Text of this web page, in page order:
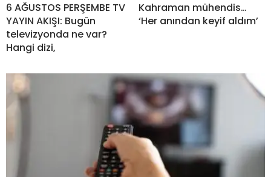
6 AĞUSTOS PERŞEMBE TV
YAYIN AKIŞI: Bugün
televizyonda ne var?
Hangi dizi,
Kahraman mühendis…
‘Her anından keyif aldım’